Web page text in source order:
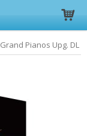
Pianos Upg. DL